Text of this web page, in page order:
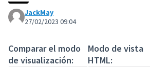
JackMay
27/02/2023 09:04
Comparar el modo
de visualización:
Modo de vista
HTML: